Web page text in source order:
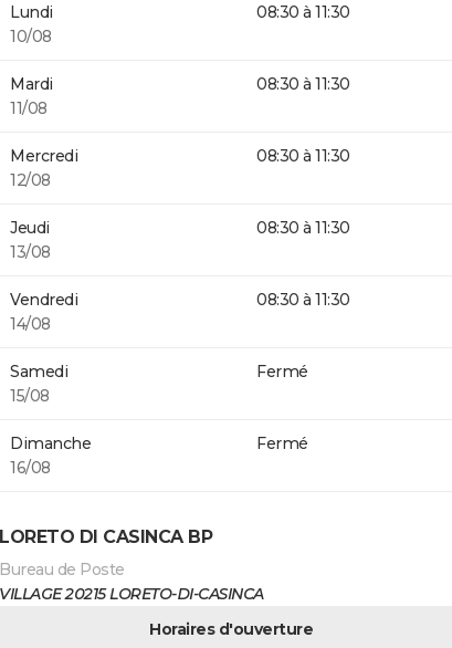
Lundi
10/08
08:30 à 11:30
Mardi
11/08
08:30 à 11:30
Mercredi
12/08
08:30 à 11:30
Jeudi
13/08
08:30 à 11:30
Vendredi
14/08
08:30 à 11:30
Samedi
15/08
Fermé
Dimanche
16/08
Fermé
LORETO DI CASINCA BP
Bureau de Poste
VILLAGE 20215 LORETO-DI-CASINCA
Horaires d'ouverture